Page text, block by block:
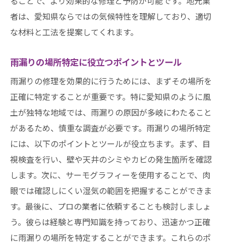
者は、愛知県ならではの気候特性を理解しており、適切
な材料と工法を提案してくれます。
雨漏りの場所特定に役立つポイントとツール
雨漏りの修理を効果的に行うためには、まずその場所を
正確に特定することが重要です。特に愛知県のように風
土が独特な地域では、雨漏りの原因が多岐にわたること
があるため、慎重な調査が必要です。雨漏りの場所特定
には、以下のポイントとツールが役立ちます。まず、目
視検査を行い、壁や天井のシミやカビの発生箇所を確認
します。次に、サーモグラフィーを使用することで、肉
眼では確認しにくい湿気の範囲を把握することができま
す。最後に、プロの業者に依頼することも検討しましょ
う。彼らは経験と専門知識を持っており、迅速かつ正確
に雨漏りの場所を特定することができます。これらのポ